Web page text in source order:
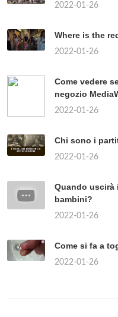
2022-01-26
Where is the
2022-01-26
Come vedere
negozio
2022-01-26
Chi sono i
2022-01-26
Quando uscirà
bambini?
2022-01-26
Come si fa a
2022-01-26